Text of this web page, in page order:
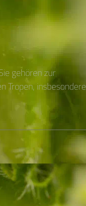
gehören zur
Tropen, insbesondere